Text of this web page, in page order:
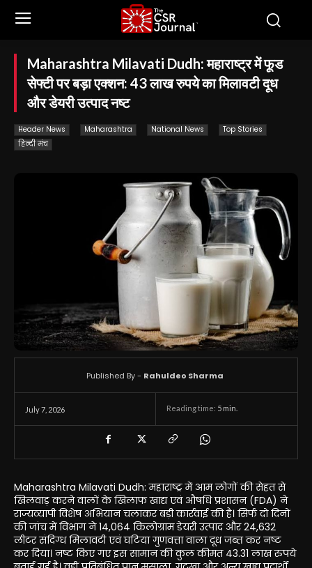
Maharashtra Milavati Dudh: महाराष्ट्र में फूड
सेफ्टी पर बड़ा एक्शन: 43 लाख रुपये का मिलावटी दूध
और डेयरी उत्पाद नष्ट
Header News Maharashtra National News
Top Stories
हिन्दी मंच
July 7, 2026 Reading time: 5 min.
Published By - Rahuldeo Sharma
Maharashtra Milavati Dudh: महाराष्ट्र में आम लोगों की सेहत से
खिलवाड़ करने वालों के खिलाफ खाद्य एवं औषधि प्रशासन (FDA) ने
राज्यव्यापी विशेष अभियान चलाकर बड़ी कार्रवाई की है। सिर्फ दो दिनों
की जांच में विभाग ने 14,064 किलोग्राम डेयरी उत्पाद और 24,632
लीटर संदिग्ध मिलावटी एवं घटिया गुणवत्ता वाला दूध जब्त कर नष्ट
कर दिया। नष्ट किए गए इस सामान की कुल कीमत 43.31 लाख रुपये